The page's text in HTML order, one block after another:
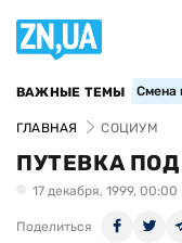
ВАЖНЫЕ ТЕМЫ Смена
ГЛАВНАЯ СОЦИУМ
ПУТЕВКА
17 декабря, 1999, 00:00
Поделиться